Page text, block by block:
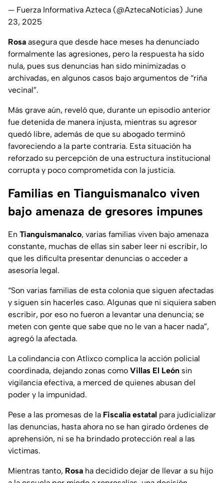
— Fuerza Informativa Azteca (@AztecaNoticias) June
23, 2025
Rosa asegura que desde hace meses ha denunciado
formalmente las agresiones, pero la respuesta ha sido
nula, pues sus denuncias han sido minimizadas o
archivadas, en algunos casos bajo argumentos de “riña
vecinal”.
Más grave aún, reveló que, durante un episodio anterior
fue detenida de manera injusta, mientras su agresor
quedó libre, además de que su abogado terminó
favoreciendo a la parte contraria. Esta situación ha
reforzado su percepción de una estructura institucional
corrupta y poco comprometida con la justicia.
Familias en Tianguismanalco viven
bajo amenaza de gresores impunes
En Tianguismanalco, varias familias viven bajo amenaza
constante, muchas de ellas sin saber leer ni escribir, lo
que les dificulta presentar denuncias o acceder a
asesoría legal.
“Son varias familias de esta colonia que siguen afectadas
y siguen sin hacerles caso. Algunas que ni siquiera saben
escribir, por eso no fueron a levantar una denuncia; se
meten con gente que sabe que no le van a hacer nada”,
agregó la afectada.
La colindancia con Atlixco complica la acción policial
coordinada, dejando zonas como Villas El León sin
vigilancia efectiva, a merced de quienes abusan del
poder y la impunidad.
Pese a las promesas de la Fiscalía estatal para judicializar
las denuncias, hasta ahora no se han girado órdenes de
aprehensión, ni se ha brindado protección real a las
víctimas.
Mientras tanto, Rosa ha decidido dejar de llevar a su hijo